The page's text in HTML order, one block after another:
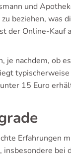
und
beziehen, was
der Online-Kauf
je nachdem, ob
15 Euro
Erfahrungen
bei